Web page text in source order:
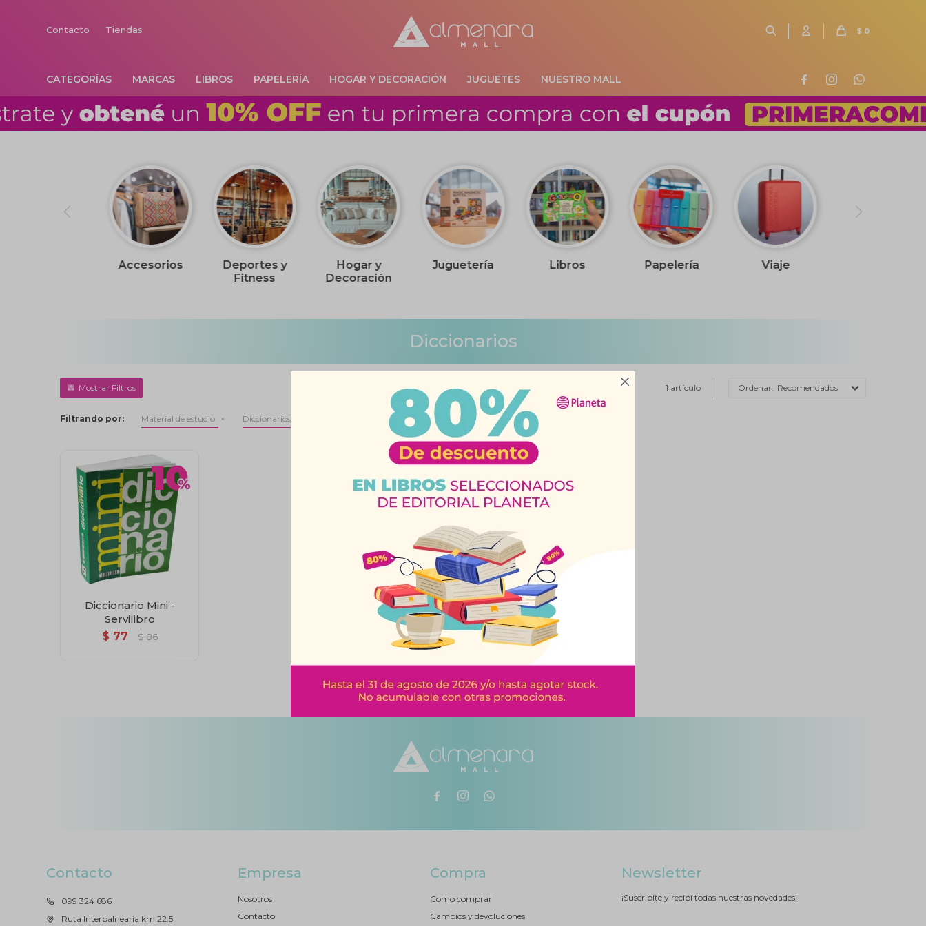

CATEGORÍAS MARCAS LIBROS PAPELERÍA HOGAR Y DECORACIÓN JUGUETES NUESTRO MALL
$ 0
  
Contacto Tiendas
Accesorios
Deportes y
Fitness
Hogar y
Decoración
Juguetería Libros Papelería Viaje
Diccionarios
1 artículo Recomendados
Filtrando por: Material de estudio Diccionarios
Diccionario Mini -
Servilibro
$ 77 $ 86
  
Contacto
099 324 686
Ruta Interbalnearia km 22.5
Empresa
Nosotros
Contacto
Compra
Como comprar
Cambios y devoluciones
Newsletter
¡Suscribite y recibí todas nuestras novedades!